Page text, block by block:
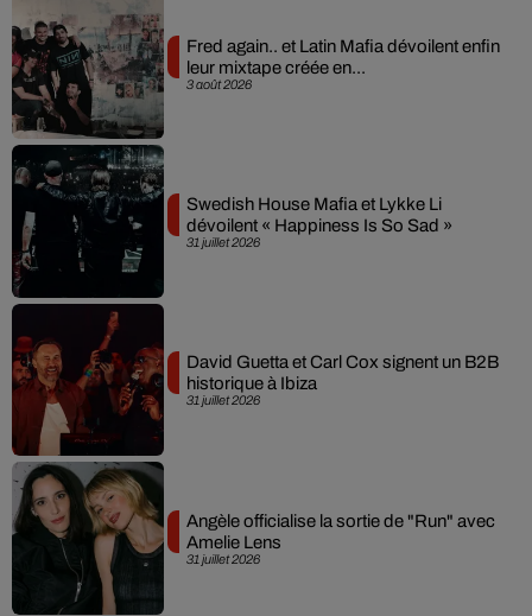
3 août 2026
Fred again.. et Latin Mafia dévoilent enfin
leur mixtape créée en...
31 juillet 2026
Swedish House Mafia et Lykke Li
dévoilent « Happiness Is So Sad »
31 juillet 2026
David Guetta et Carl Cox signent un B2B
historique à Ibiza
31 juillet 2026
Angèle officialise la sortie de "Run" avec
Amelie Lens